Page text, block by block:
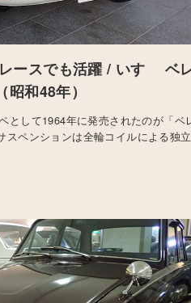
ースでも活躍 / いすゞ ベ
和48年）
として1964年に発売されたのが「ベ
スペンションは全輪コイルによる独